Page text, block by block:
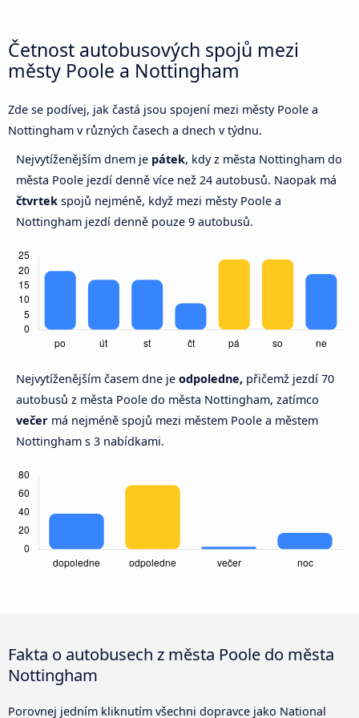
Četnost autobusových spojů mezi
městy Poole a Nottingham
Zde se podívej, jak častá jsou spojení mezi městy Poole a
Nottingham v různých časech a dnech v týdnu.
Nejvytíženějším dnem je pátek, kdy z města Nottingham do
města Poole jezdí denně více než 24 autobusů. Naopak má
čtvrtek spojů nejméně, když mezi městy Poole a
Nottingham jezdí denně pouze 9 autobusů.
Nejvytíženějším časem dne je odpoledne, přičemž jezdí 70
autobusů z města Poole do města Nottingham, zatímco
večer má nejméně spojů mezi městem Poole a městem
Nottingham s 3 nabídkami.
Fakta o autobusech z města Poole do města
Nottingham
Porovnej jedním kliknutím všechni dopravce jako National